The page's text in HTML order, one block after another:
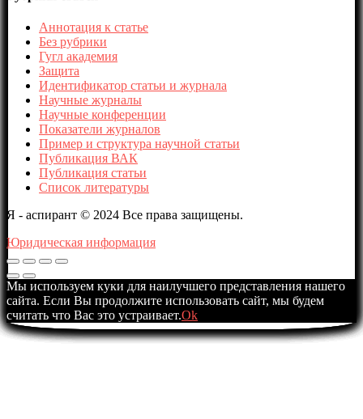
Аннотация к статье
Без рубрики
Гугл академия
Защита
Идентификатор статьи и журнала
Научные журналы
Научные конференции
Показатели журналов
Пример и структура научной статьи
Публикация ВАК
Публикация статьи
Список литературы
Я - аспирант © 2024 Все права защищены.
Юридическая информация
Мы используем куки для наилучшего представления нашего
сайта. Если Вы продолжите использовать сайт, мы будем
считать что Вас это устраивает.Ok